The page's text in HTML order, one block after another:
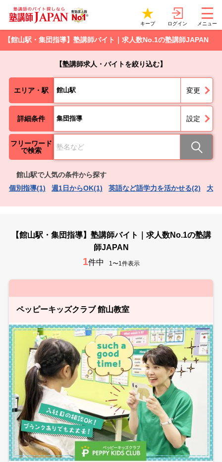
キープ ログイン メニュー
【館山駅・集団指導】塾講師バイト｜求人数No.1の塾講師JAPAN
【塾講師求人・バイトを絞り込む】
エリア・駅 館山駅 変更
詳細条件 集団指導 設定
フリーワード
で検索
館山駅で人気の条件から探す
個別指導(1)
週1日からOK(1) 英語など語学力を活かせる(2) 大
【館山駅・集団指導】塾講師バイト｜求人数No.1の塾講
師JAPAN
1件中 1〜1件表示
ペッピーキッズクラブ 館山教室